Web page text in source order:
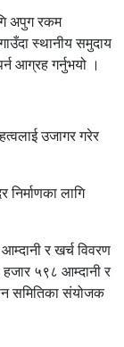
अपुग रकम
स्थानीय समुदाय
आग्रह गर्नुभयो ।
उजागर गरेर
लागि
र खर्च विवरण
५९८ आम्दानी र
समितिका संयोजक